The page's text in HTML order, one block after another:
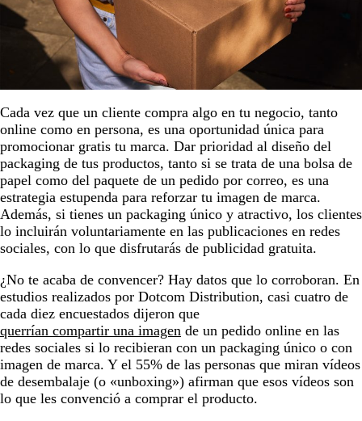
Cada vez que un cliente compra algo en tu negocio, tanto
online como en persona, es una oportunidad única para
promocionar gratis tu marca. Dar prioridad al diseño del
packaging de tus productos, tanto si se trata de una bolsa de
papel como del paquete de un pedido por correo, es una
estrategia estupenda para reforzar tu imagen de marca.
Además, si tienes un packaging único y atractivo, los clientes
lo incluirán voluntariamente en las publicaciones en redes
sociales, con lo que disfrutarás de publicidad gratuita.
¿No te acaba de convencer? Hay datos que lo corroboran. En
estudios realizados por Dotcom Distribution, casi cuatro de
cada diez encuestados dijeron que
querrían compartir una imagen de un pedido online en las
redes sociales si lo recibieran con un packaging único o con
imagen de marca. Y el 55% de las personas que miran vídeos
de desembalaje (o «unboxing») afirman que esos vídeos son
lo que les convenció a comprar el producto.